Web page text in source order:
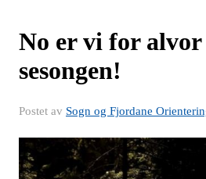
No er vi for alvor
sesongen!
Postet av Sogn og Fjordane